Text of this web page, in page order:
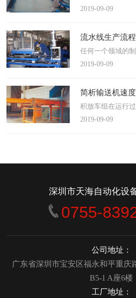
慢慢取代工人，
人联合会(IFR)预
最大的工业机器
17%。业内把
2019-09-09
流水线生产流
任何一个领域的
的自动化流水线
大多数流程都带
合了不同的方法
终将影响一个制
2019-09-09
简析输送机速
积放车组在运行
作的区段，运行
2019-09-09
深圳市天海自动化设
0755-
公司地址：
广东省深圳市宝安区福永和平重庆
B5-1 A座6楼
工厂地址：